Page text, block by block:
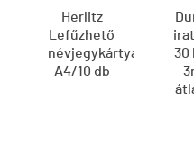
Herlitz
Lefűzhető
névjegykártyatartó
A4/10 db
30